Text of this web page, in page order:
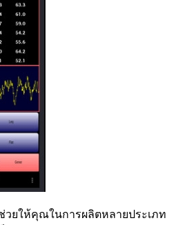
วยให้คุณในการผลิตหลายประเภท